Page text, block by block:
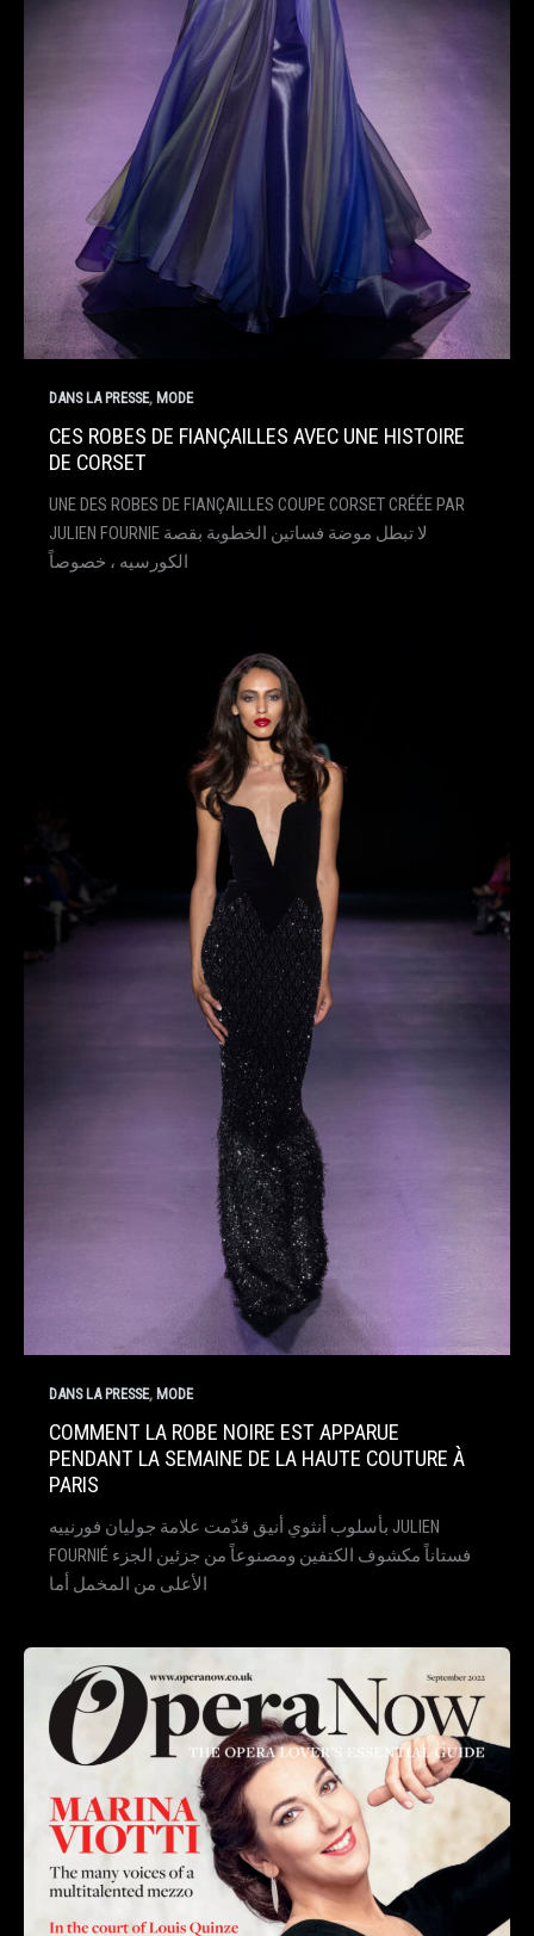
DANS LA PRESSE, MODE
CES ROBES DE FIANÇAILLES AVEC UNE HISTOIRE
DE CORSET
UNE DES ROBES DE FIANÇAILLES COUPE CORSET CRÉÉE PAR
JULIEN FOURNIE لا تبطل موضة فساتين الخطوبة بقصة
الكورسيه ، خصوصاً
DANS LA PRESSE, MODE
COMMENT LA ROBE NOIRE EST APPARUE
PENDANT LA SEMAINE DE LA HAUTE COUTURE À
PARIS
بأسلوب أنثوي أنيق قدّمت علامة جوليان فورنييه JULIEN
FOURNIÉ فستاناً مكشوف الكتفين ومصنوعاً من جزئين الجزء
الأعلى من المخمل أما